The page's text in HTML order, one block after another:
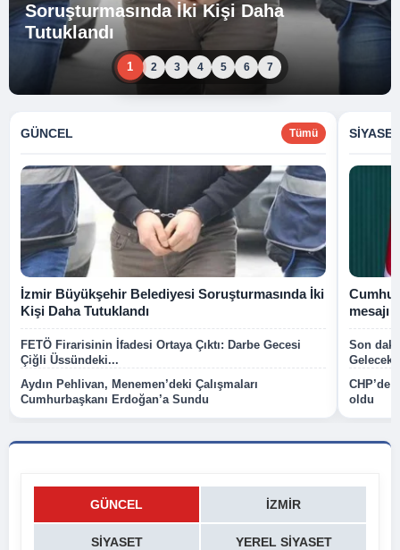
Soruşturmasında İki Kişi Daha
Tutuklandı
1 2 3 4 5 6 7
GÜNCEL Tümü
İzmir Büyükşehir Belediyesi Soruşturmasında İki
Kişi Daha Tutuklandı
FETÖ Firarisinin İfadesi Ortaya Çıktı: Darbe Gecesi
Çiğli Üssündeki...
Aydın Pehlivan, Menemen’deki Çalışmaları
Cumhurbaşkanı Erdoğan’a Sundu
mesajı
Son
Gelecek
CHP’de
oldu
GÜNCEL İZMIR
SIYASET YEREL SIYASET